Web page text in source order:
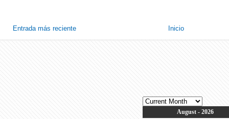
Entrada más reciente Inicio
August - 2026